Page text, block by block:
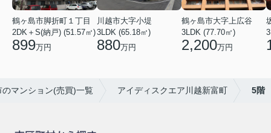
鶴ヶ島市脚折町１丁目
2DK＋S(納戸) (51.57㎡)
899万円
川越市大字小堤
3LDK (65.18㎡)
880万円
鶴ヶ島市大字上広谷
3LDK (77.70㎡)
2,200万円
のマンション(売買)一覧 アイディスクエア川越新富町 5階